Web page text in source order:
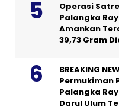
Operasi
Palangka
Amankan
39,73 Gram
BREAKING
Permukiman
Palangka
Darul Ulum